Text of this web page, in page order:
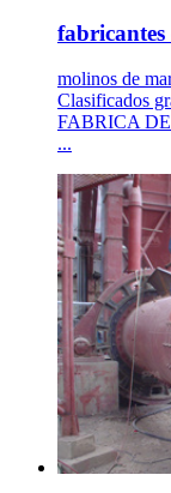
molinos de
Clasificados
FABRICA
...